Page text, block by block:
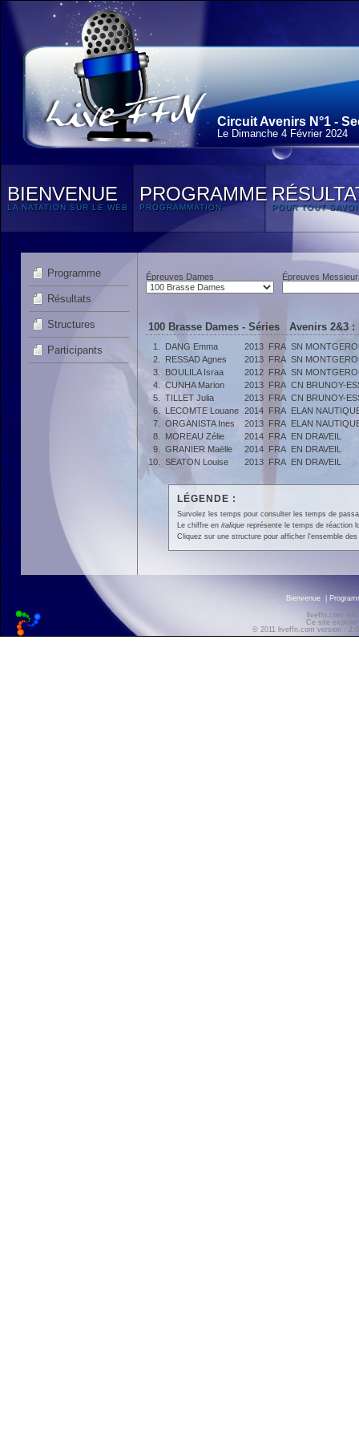
Circuit Avenirs N°1 -
Le Dimanche 4 Février 2024
BIENVENUE
LA NATATION SUR LE WEB
PROGRAMME
PROGRAMMATION POUR TOUT
Programme
Résultats
Structures
Participants
Épreuves Dames Épreuves
100 Brasse Dames - Séries Avenirs 2&3 :
1. DANG Emma 2013 FRA SN
2.
RESSAD Agnes 2013 FRA SN
3.
BOULILA Israa 2012 FRA SN
4.
CUNHA Marion 2013 FRA CN BRUNOY-
5.
TILLET Julia 2013 FRA CN BRUNOY-
6.
LECOMTE Louane 2014 FRA ELAN
7.
ORGANISTA Ines 2013 FRA ELAN
8.
MOREAU Zélie 2014 FRA EN DRAVEIL
9.
GRANIER Maëlle 2014 FRA EN DRAVEIL
10.
SEATON Louise 2013 FRA EN DRAVEIL
LÉGENDE :
Survolez les temps pour consulter les temps de
Le chiffre en italiquereprésente le temps de réaction
Cliquez sur une structure pour afficher l'ensemble
Bienvenue
liveffn.com est
Ce site
© 2011 liveffn.com version :